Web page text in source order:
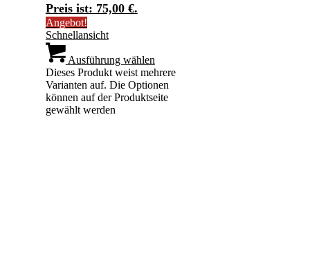
Preis ist: 75,00 €.
Angebot!
Schnellansicht
Ausführung wählen
Dieses Produkt weist mehrere
Varianten auf. Die Optionen
können auf der Produktseite
gewählt werden